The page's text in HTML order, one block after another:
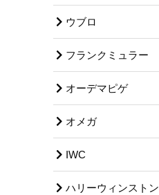
ウブロ
フランクミュラー
オーデマピゲ
オメガ
IWC
ハリーウィンストン